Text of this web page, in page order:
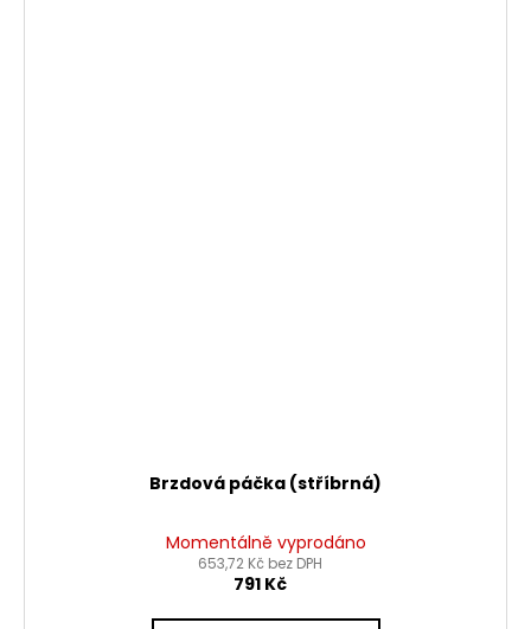
Brzdová páčka (stříbrná)
Momentálně vyprodáno
653,72 Kč bez DPH
791 Kč